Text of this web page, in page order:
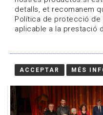
detalls, et recomanem
Política de protecció
aplicable a la prestació
ACCEPTAR MÉS